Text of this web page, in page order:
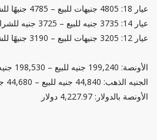
عيار 18: 4805 جنيهات للبيع – 4785 جنيهًا للشراء
عيار 14: 3735 جنيه للبيع – 3725 جنيه للشراء
عيار 12: 3205 جنيهات للبيع – 3190 جنيهًا للشراء
الأونصة: 199,240 جنيه للبيع – 198,530 جنيه للشراء
الجنيه الذهب: 44,840 جنيه للبيع – 44,680 جنيه للشراء
الأونصة بالدولار: 4,227.97 دولار